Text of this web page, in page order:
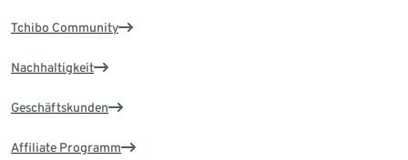
Tchibo Community
Nachhaltigkeit
Geschäftskunden
Affiliate Programm